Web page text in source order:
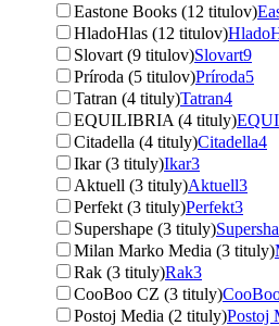
Eastone Books (12 titulov)
HladoHlas (12 titulov)
Slovart (9 titulov)Slovart9
Príroda (5 titulov)Príroda5
Tatran (4 tituly)Tatran4
EQUILIBRIA (4 tituly)
Citadella (4 tituly)Citadella4
Ikar (3 tituly)Ikar3
Aktuell (3 tituly)Aktuell3
Perfekt (3 tituly)Perfekt3
Supershape (3 tituly)
Milan Marko Media (3 tituly)
Rak (3 tituly)Rak3
CooBoo CZ (3 tituly)
Postoj Media (2 tituly)Postoj